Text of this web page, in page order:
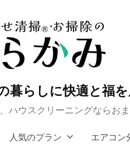
暮らしに快適と福
ハウスクリーニングならおま
人気のプラン エアコン